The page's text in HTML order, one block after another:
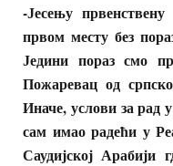
-Јесењу
првом месту без
Једини пораз смо
Пожаревац од
Иначе, услови за рад
сам имао радећи у
Саудијској Арабији